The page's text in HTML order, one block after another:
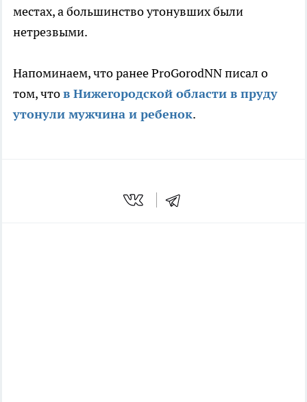
местах, а большинство утонувших были
нетрезвыми.
Напоминаем, что ранее ProGorodNN писал о
том, чтов Нижегородской области в пруду
утонули мужчина и ребенок.